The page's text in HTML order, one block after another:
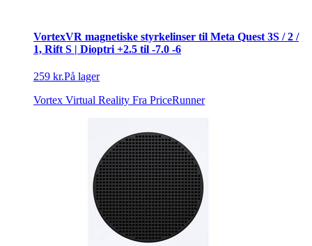
VortexVR magnetiske styrkelinser til Meta Quest 3S / 2 /
1, Rift S | Dioptri +2.5 til -7.0 -6
259 kr.På lager
Vortex Virtual Reality Fra PriceRunner